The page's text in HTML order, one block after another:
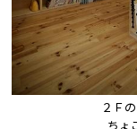
２Ｆ
ちょ